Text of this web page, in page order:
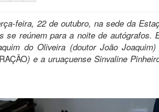
feira, 22 de outubro, na sede da
se reúnem para a noite de autógrafos.
do Oliveira (doutor João
) e a uruaçuense Sinvaline